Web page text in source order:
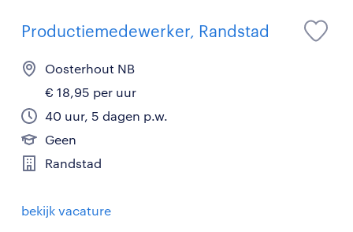
Productiemedewerker, Randstad
Oosterhout NB
€ 18,95 per uur
40 uur, 5 dagen p.w.
Geen
Randstad
bekijk vacature